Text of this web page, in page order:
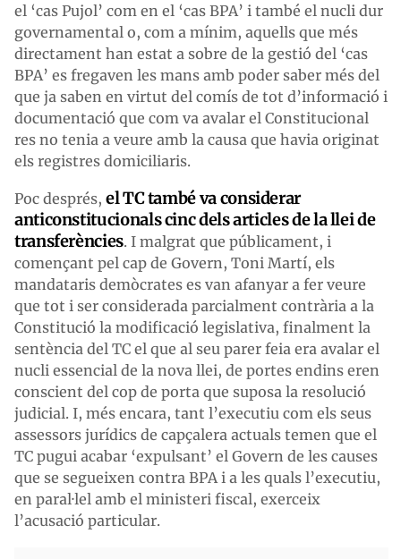
el ‘cas Pujol’ com en el ‘cas BPA’ i també el nucli dur
governamental o, com a mínim, aquells que més
directament han estat a sobre de la gestió del ‘cas
BPA’ es fregaven les mans amb poder saber més del
que ja saben en virtut del comís de tot d’informació i
documentació que com va avalar el Constitucional
res no tenia a veure amb la causa que havia originat
els registres domiciliaris.
Poc després, el TC també va considerar
anticonstitucionals cinc dels articles de la llei de
transferències. I malgrat que públicament, i
començant pel cap de Govern, Toni Martí, els
mandataris demòcrates es van afanyar a fer veure
que tot i ser considerada parcialment contrària a la
Constitució la modificació legislativa, finalment la
sentència del TC el que al seu parer feia era avalar el
nucli essencial de la nova llei, de portes endins eren
conscient del cop de porta que suposa la resolució
judicial. I, més encara, tant l’executiu com els seus
assessors jurídics de capçalera actuals temen que el
TC pugui acabar ‘expulsant’ el Govern de les causes
que se segueixen contra BPA i a les quals l’executiu,
en paral·lel amb el ministeri fiscal, exerceix
l’acusació particular.